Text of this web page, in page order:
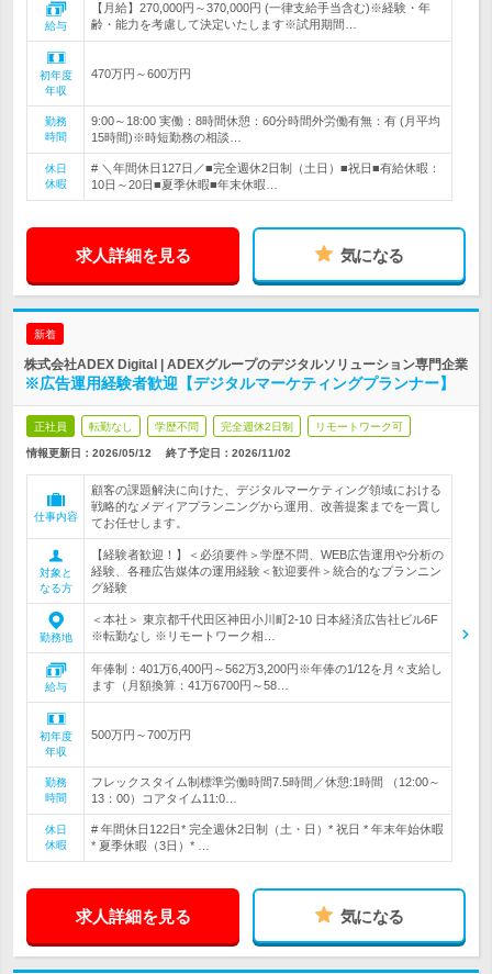
給与
【月給】270,000円～370,000円 (一律支給手当含む)※経験・年
齢・能力を考慮して決定いたします※試用期間…
初年度
年収
470万円～600万円
勤務
時間
9:00～18:00 実働：8時間休憩：60分時間外労働有無：有 (月平均
15時間)※時短勤務の相談…
休日
休暇
# ＼年間休日127日／■完全週休2日制（土日）■祝日■有給休暇：
10日～20日■夏季休暇■年末休暇…
求人詳細を見る 気になる
新着
株式会社ADEX Digital | ADEXグループのデジタルソリューション専門企業
※広告運用経験者歓迎【デジタルマーケティングプランナー】
正社員 転勤なし 学歴不問 完全週休2日制 リモートワーク可
情報更新日：2026/05/12 終了予定日： 2026/11/02
仕事内容
顧客の課題解決に向けた、デジタルマーケティング領域における
戦略的なメディアプランニングから運用、改善提案までを一貫し
てお任せします。
対象と
なる方
【経験者歓迎！】＜必須要件＞学歴不問、WEB広告運用や分析の
経験、各種広告媒体の運用経験＜歓迎要件＞統合的なプランニン
グ経験
勤務地
＜本社＞ 東京都千代田区神田小川町2-10 日本経済広告社ビル6F
※転勤なし ※リモートワーク相…
給与
年俸制：401万6,400円～562万3,200円※年俸の1/12を月々支給し
ます（月額換算：41万6700円～58…
初年度
年収
500万円～700万円
勤務
時間
フレックスタイム制標準労働時間7.5時間／休憩:1時間 （12:00～
13：00）コアタイム11:0…
休日
休暇
# 年間休日122日* 完全週休2日制（土・日）* 祝日 * 年末年始休暇
* 夏季休暇（3日）* …
求人詳細を見る 気になる